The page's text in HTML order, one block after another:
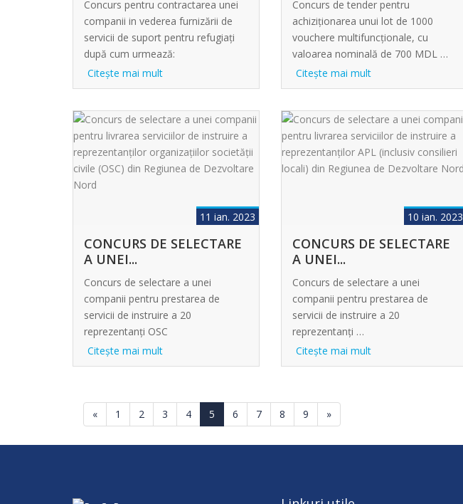
Concurs pentru contractarea unei
companii in vederea furnizării de
servicii de suport pentru refugiați
după cum urmează:
Citeşte mai mult
Concurs de tender pentru
achiziționarea unui lot de 1000
vouchere multifuncționale, cu
valoarea nominală de 700 MDL …
Citeşte mai mult
11 ian. 2023
CONCURS DE SELECTARE
A UNEI...
Concurs de selectare a unei
companii pentru prestarea de
servicii de instruire a 20
reprezentanți OSC
Citeşte mai mult
10 ian. 2023
CONCURS DE SELECTARE
A UNEI...
Concurs de selectare a unei
companii pentru prestarea de
servicii de instruire a 20
reprezentanți …
Citeşte mai mult
« 1 2 3 4 5 6 7 8 9 »